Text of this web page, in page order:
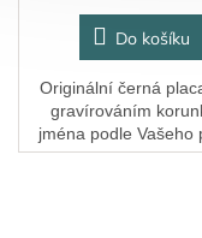
Do košíku
Originální černá
gravírováním
jména podle Vašeho